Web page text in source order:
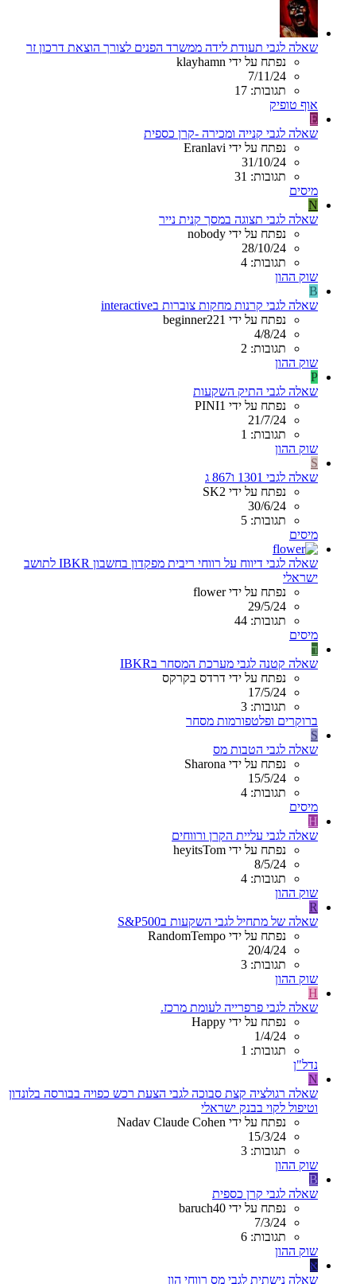
שאלה לגבי תעודת לידה ממשרד הפנים לצורך הוצאת דרכון זר
נפתח על ידי klayhamn
7/11/24
תגובות: 17
אוף טופיק
E
שאלה לגבי קנייה ומכירה -קרן כספית
נפתח על ידי Eranlavi
31/10/24
תגובות: 31
מיסים
N
שאלה לגבי תצוגה במסך קנית נייר
נפתח על ידי nobody
28/10/24
תגובות: 4
שוק ההון
B
שאלה לגבי קרנות מחקות צוברות בinteractive
נפתח על ידי beginner221
4/8/24
תגובות: 2
שוק ההון
P
שאלה לגבי התיק השקעות
נפתח על ידי PINI1
21/7/24
תגובות: 1
שוק ההון
S
שאלה לגבי 1301 ו867 ג
נפתח על ידי SK2
30/6/24
תגובות: 5
מיסים
שאלה לגבי דיווח על רווחי ריבית מפקדון בחשבון IBKR לתושב
ישראלי
נפתח על ידי flower
29/5/24
תגובות: 44
מיסים
ד
שאלה קטנה לגבי מערכת המסחר בIBKR
נפתח על ידי דרדס בקרקס
17/5/24
תגובות: 3
ברוקרים ופלטפורמות מסחר
S
שאלה לגבי הטבות מס
נפתח על ידי Sharona
15/5/24
תגובות: 4
מיסים
H
שאלה לגבי עליית הקרן ורווחים
נפתח על ידי heyitsTom
8/5/24
תגובות: 4
שוק ההון
R
שאלה של מתחיל לגבי השקעות בS&P500
נפתח על ידי RandomTempo
20/4/24
תגובות: 3
שוק ההון
H
שאלה לגבי פרפרייה לעומת מרכז.
נפתח על ידי Happy
1/4/24
תגובות: 1
נדל"ן
N
שאלה רגולציה קצת סבוכה לגבי הצעת רכש כפויה בבורסה בלונדון
וטיפול לקוי בבנק ישראלי
נפתח על ידי Nadav Claude Cohen
15/3/24
תגובות: 3
שוק ההון
B
שאלה לגבי קרן כספית
נפתח על ידי baruch40
7/3/24
תגובות: 6
שוק ההון
א
שאלה נישתית לגבי מס רווחי הון